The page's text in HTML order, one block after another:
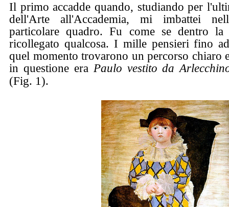
Il primo accadde quando, studiando per
dell'Arte all'Accademia, mi imbattei
particolare quadro. Fu come se dentro
ricollegato qualcosa. I mille pensieri fino
quel momento trovarono un percorso chiaro
in questione era Paulo vestito da
(Fig. 1).